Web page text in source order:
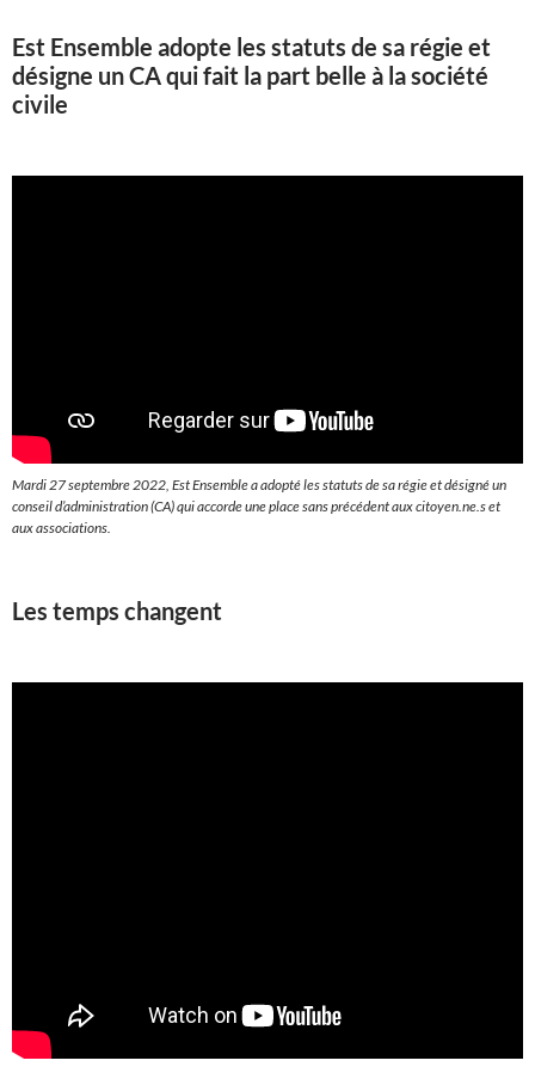
Est Ensemble adopte les statuts de sa régie et
désigne un CA qui fait la part belle à la société
civile
Mardi 27 septembre 2022, Est Ensemble a adopté les statuts de sa régie et désigné un
conseil d’administration (CA) qui accorde une place sans précédent aux citoyen.ne.s et
aux associations.
Les temps changent